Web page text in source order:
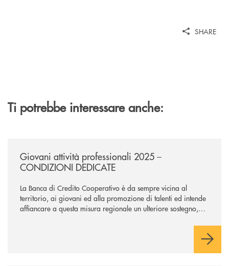
SHARE
Ti potrebbe interessare anche:
Giovani attività professionali 2025 –
CONDIZIONI DEDICATE
La Banca di Credito Cooperativo è da sempre vicina al
territorio, ai giovani ed alla promozione di talenti ed intende
affiancare a questa misura regionale un ulteriore sostegno,